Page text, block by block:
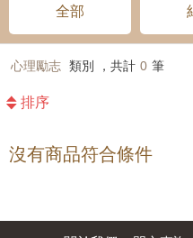
全部
心理勵志 類別 ，共計 0 筆
排序
沒有商品符合條件